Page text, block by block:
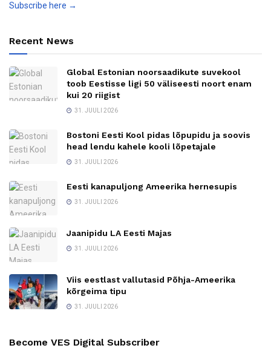
Subscribe here →
Recent News
Global Estonian noorsaadikute suvekool
toob Eestisse ligi 50 väliseesti noort enam
kui 20 riigist
31. JUULI 2026
Bostoni Eesti Kool pidas lõpupidu ja soovis
head lendu kahele kooli lõpetajale
31. JUULI 2026
Eesti kanapuljong Ameerika hernesupis
31. JUULI 2026
Jaanipidu LA Eesti Majas
31. JUULI 2026
Viis eestlast vallutasid Põhja-Ameerika
kõrgeima tipu
31. JUULI 2026
Become VES Digital Subscriber